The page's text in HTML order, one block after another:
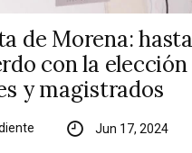
de Morena:
con la
y magistrados
Jun 17, 2024